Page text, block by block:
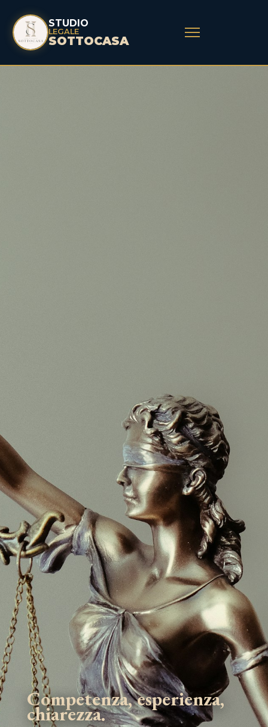
STUDIO
LEGALE
SOTTOCASA
Competenza, esperienza,
chiarezza.